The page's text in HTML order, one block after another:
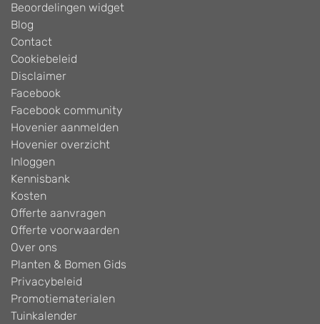
Beoordelingen widget
Blog
Contact
Cookiebeleid
Disclaimer
Facebook
Facebook community
Hovenier aanmelden
Hovenier overzicht
Inloggen
Kennisbank
Kosten
Offerte aanvragen
Offerte voorwaarden
Over ons
Planten & Bomen Gids
Privacybeleid
Promotiematerialen
Tuinkalender